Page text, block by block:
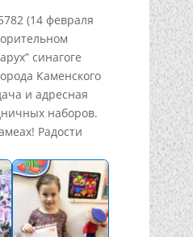
(14 февраля
синагоге
Каменского
и адресная
наборов.
Радости